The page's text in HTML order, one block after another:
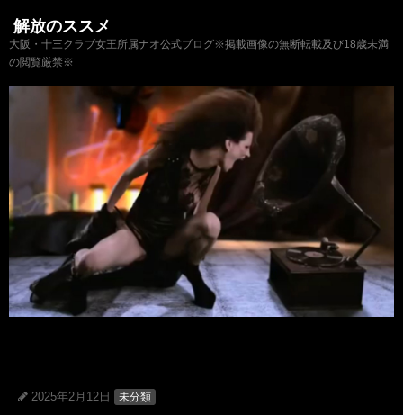
解放のススメ
大阪・十三クラブ女王所属ナオ公式ブログ※掲載画像の無断転載及び18歳未満
の閲覧厳禁※
2025年2月12日 未分類